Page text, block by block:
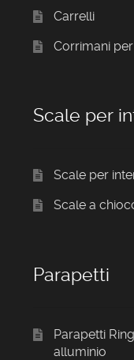
Carrelli
Corrimani
Scale per
Scale per
Scale a
Parapetti
Parapetti
alluminio